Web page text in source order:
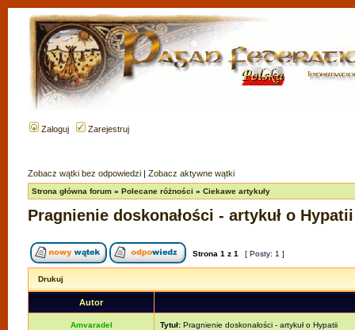
Zaloguj Zarejestruj
Zobacz wątki bez odpowiedzi | Zobacz aktywne wątki
Strona główna forum » Polecane różności » Ciekawe artykuły
Pragnienie doskonałości - artykuł o Hypatii
Strona 1 z 1 [ Posty: 1 ]
Drukuj
Autor
Amvaradel Tytuł: Pragnienie doskonałości - artykuł o Hypatii